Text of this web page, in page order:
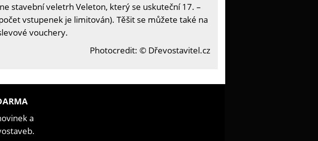
stavební veletrh Veleton, který se uskuteční 17. –
vstupenek je limitován). Těšit se můžete také na
vouchery.
Photocredit: © Dřevostavitel.cz
a